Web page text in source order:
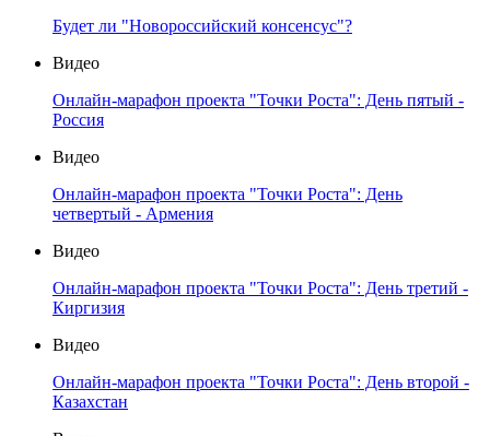
Будет ли "Новороссийский консенсус"?
Видео
Онлайн-марафон проекта "Точки Роста": День пятый -
Россия
Видео
Онлайн-марафон проекта "Точки Роста": День
четвертый - Армения
Видео
Онлайн-марафон проекта "Точки Роста": День третий -
Киргизия
Видео
Онлайн-марафон проекта "Точки Роста": День второй -
Казахстан